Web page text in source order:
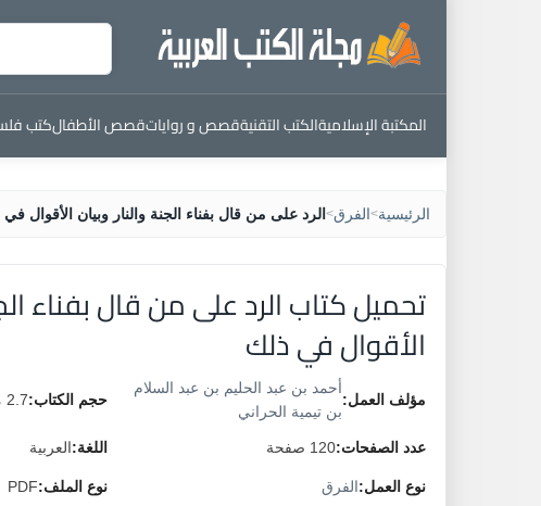
المكتبة الإسلاميةالكتب التقنيةقصص و رواياتقصص الأطفالكتب
الرئيسية>الفرق> الرد على من قال بفناء الجنة والنار وبيان الأقوال
تحميل كتاب الرد على من قال بفناء
الأقوال في ذلك
مؤلف العمل:
أحمد بن عبد الحليم بن عبد السلام
بن تيمية الحراني
حجم الكتاب:2.7 ميغا بايت
عدد الصفحات:120 صفحة اللغة:العربية
نوع العمل:الفرق نوع الملف:PDF